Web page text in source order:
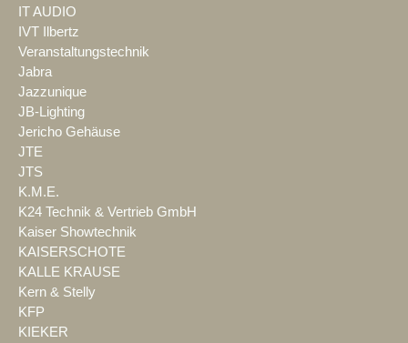
IT AUDIO
IVT Ilbertz
Veranstaltungstechnik
Jabra
Jazzunique
JB-Lighting
Jericho Gehäuse
JTE
JTS
K.M.E.
K24 Technik & Vertrieb GmbH
Kaiser Showtechnik
KAISERSCHOTE
KALLE KRAUSE
Kern & Stelly
KFP
KIEKER